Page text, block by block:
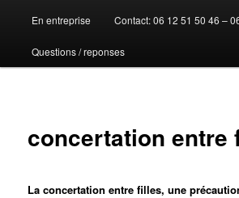
au
contenu
En entreprise Contact: 06 12 51 50 46 –
Questions / reponses
concertation entre
La concertation entre filles, une